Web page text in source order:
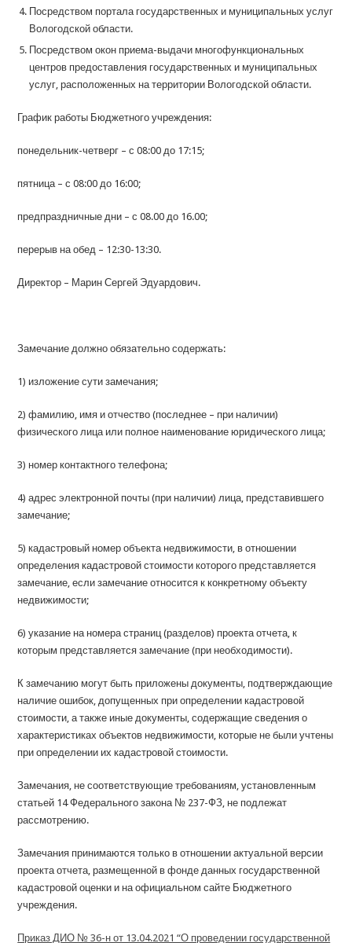
Посредством портала государственных и муниципальных услуг
Вологодской области.
Посредством окон приема-выдачи многофункциональных
центров предоставления государственных и муниципальных
услуг, расположенных на территории Вологодской области.
График работы Бюджетного учреждения:
понедельник-четверг – с 08:00 до 17:15;
пятница – с 08:00 до 16:00;
предпраздничные дни – с 08.00 до 16.00;
перерыв на обед – 12:30-13:30.
Директор – Марин Сергей Эдуардович.
Замечание должно обязательно содержать:
1) изложение сути замечания;
2) фамилию, имя и отчество (последнее – при наличии)
физического лица или полное наименование юридического лица;
3) номер контактного телефона;
4) адрес электронной почты (при наличии) лица, представившего
замечание;
5) кадастровый номер объекта недвижимости, в отношении
определения кадастровой стоимости которого представляется
замечание, если замечание относится к конкретному объекту
недвижимости;
6) указание на номера страниц (разделов) проекта отчета, к
которым представляется замечание (при необходимости).
К замечанию могут быть приложены документы, подтверждающие
наличие ошибок, допущенных при определении кадастровой
стоимости, а также иные документы, содержащие сведения о
характеристиках объектов недвижимости, которые не были учтены
при определении их кадастровой стоимости.
Замечания, не соответствующие требованиям, установленным
статьей 14 Федерального закона № 237-ФЗ, не подлежат
рассмотрению.
Замечания принимаются только в отношении актуальной версии
проекта отчета, размещенной в фонде данных государственной
кадастровой оценки и на официальном сайте Бюджетного
учреждения.
Приказ ДИО № 36-н от 13.04.2021 “О проведении государственной